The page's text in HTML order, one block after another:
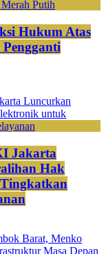
Hukum Atas
Jakarta
Hak